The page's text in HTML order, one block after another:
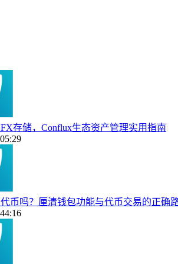
存储，Conflux生态资产管理实用指南
币吗？厘清钱包功能与代币交易的正确